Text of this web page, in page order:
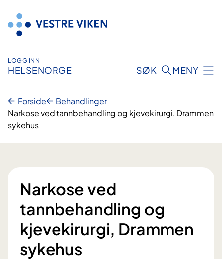
innhold
LOGG INN
HELSENORGE SØK MENY
Forside
Behandlinger
Narkose ved tannbehandling og kjevekirurgi, Drammen
sykehus
Narkose ved
tannbehandling og
kjevekirurgi, Drammen
sykehus